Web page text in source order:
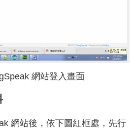
網站登入畫面
網站後，依下圖紅框處，先行